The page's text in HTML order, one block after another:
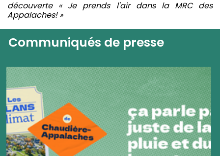
découverte « Je prends l'air dans la MRC des
Appalaches! »
Communiqués de presse